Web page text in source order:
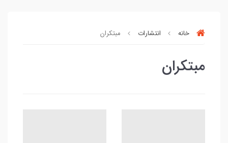
خانه انتشارات مبتکران
مبتکران